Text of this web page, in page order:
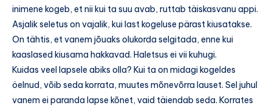
inimene kogeb, et nii kui ta suu avab, ruttab täiskasvanu appi.
Asjalik seletus on vajalik, kui last kogeluse pärast kiusatakse.
On tähtis, et vanem jõuaks olukorda selgitada, enne kui
kaaslased kiusama hakkavad. Haletsus ei vii kuhugi.
Kuidas veel lapsele abiks olla? Kui ta on midagi kogeldes
öelnud, võib seda korrata, muutes mõnevõrra lauset. Sel juhul
vanem ei paranda lapse kõnet, vaid täiendab seda. Korrates